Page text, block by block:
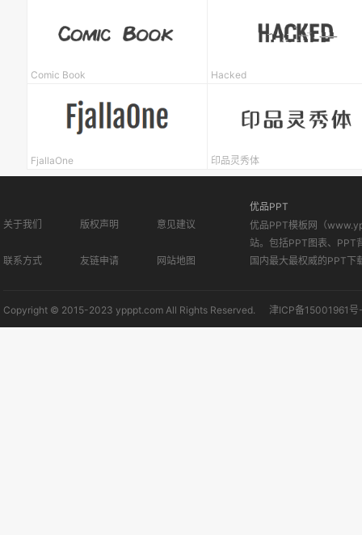
Comic Book Hacked
FjallaOne 印品灵秀体
关于我们 版权声明 意见建议
联系方式 友链申请 网站地图
优品PPT
优品PPT模板网（
站。包括PPT图表、PPT
国内最大最权威的PPT下
Copyright © 2015-2023 ypppt.com All Rights Reserved. 津ICP备15001961号